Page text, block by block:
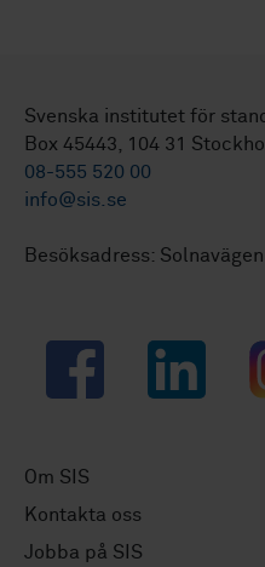
Svenska institutet för
Box 45443, 104 31
08-555 520 00
info@sis.se
Besöksadress:
Facebook LinkedIn
Om SIS
Kontakta oss
Jobba på SIS